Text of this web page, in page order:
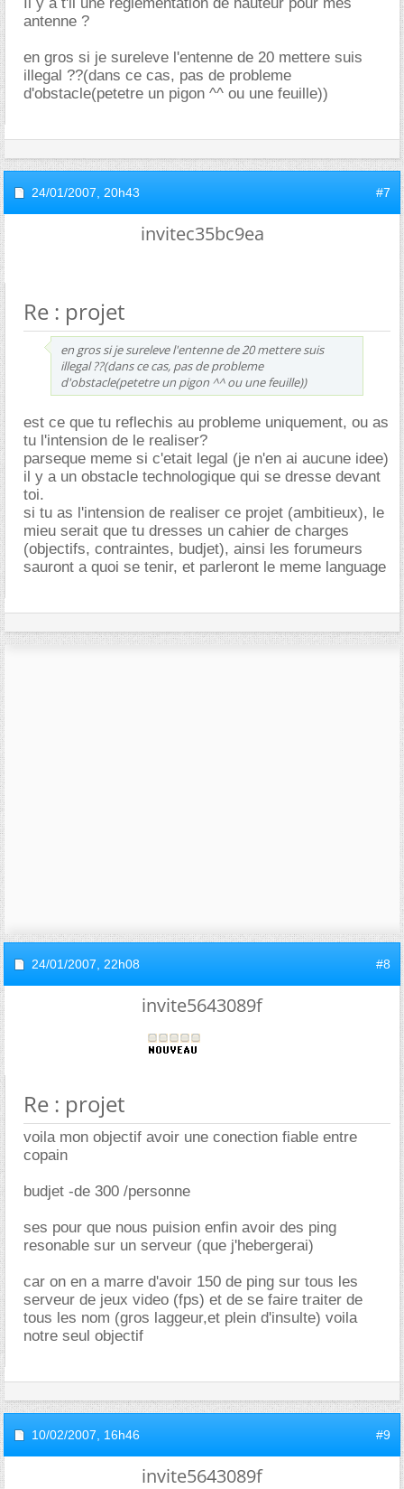
antenne ?
en gros si je sureleve l'entenne de 20 mettere suis
illegal ??(dans ce cas, pas de probleme
d'obstacle(petetre un pigon ^^ ou une feuille))
24/01/2007, 20h43 #7
invitec35bc9ea
Re : projet
en gros si je sureleve l'entenne de 20 mettere suis
illegal ??(dans ce cas, pas de probleme
d'obstacle(petetre un pigon ^^ ou une feuille))
est ce que tu reflechis au probleme uniquement, ou as
tu l'intension de le realiser?
parseque meme si c'etait legal (je n'en ai aucune idee)
il y a un obstacle technologique qui se dresse devant
toi.
si tu as l'intension de realiser ce projet (ambitieux), le
mieu serait que tu dresses un cahier de charges
(objectifs, contraintes, budjet), ainsi les forumeurs
sauront a quoi se tenir, et parleront le meme language
24/01/2007, 22h08 #8
invite5643089f
Re : projet
voila mon objectif avoir une conection fiable entre
copain
budjet -de 300 /personne
ses pour que nous puision enfin avoir des ping
resonable sur un serveur (que j'hebergerai)
car on en a marre d'avoir 150 de ping sur tous les
serveur de jeux video (fps) et de se faire traiter de
tous les nom (gros laggeur,et plein d'insulte) voila
notre seul objectif
10/02/2007, 16h46 #9
invite5643089f